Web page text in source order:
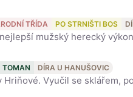
TŘÍDA PO STRNIŠTI BOS
TOMAN DÍRA U HANUŠOVIC